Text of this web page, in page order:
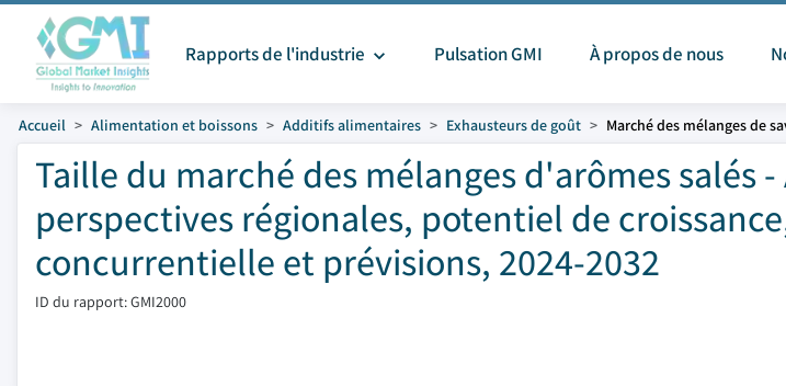
Rapports de l'industrie Pulsation GMI À propos de nous
Accueil Alimentation et boissons Additifs alimentaires Exhausteurs de goût Marché des mélanges de
Taille du marché des mélanges d'arômes salés
perspectives régionales, potentiel de
concurrentielle et prévisions, 2024-2032
ID du rapport: GMI2000